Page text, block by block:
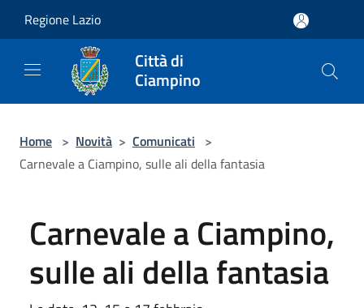
Regione Lazio
Città di
Ciampino
Home > Novità > Comunicati >
Carnevale a Ciampino, sulle ali della fantasia
Carnevale a Ciampino,
sulle ali della fantasia